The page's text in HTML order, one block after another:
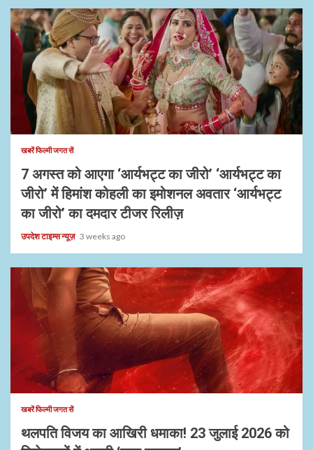
1 min read
खबरें फिल्मी जगत सें
7 अगस्त को आएगा ‘आर्यभट्ट का जीरो’ ‘आर्यभट्ट का
जीरो’ में हिमांश कोहली का इमोशनल अवतार ‘आर्यभट्ट
का जीरो’ का दमदार टीजर रिलीज़
उपदेश टाइम्स न्यूज़ 3 weeks ago
खबरें फिल्मी जगत सें
थलपति विजय का आखिरी धमाका! 23 जुलाई 2026 को